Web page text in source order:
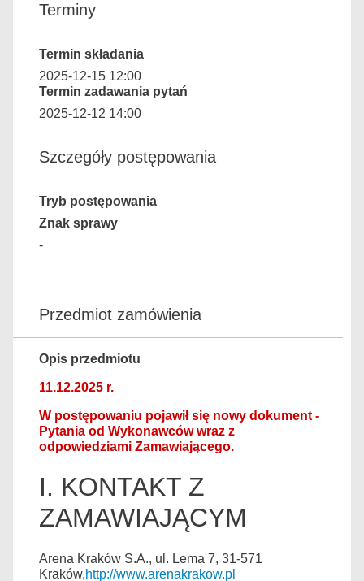
Terminy
Termin składania
2025-12-15 12:00
Termin zadawania pytań
2025-12-12 14:00
Szczegóły postępowania
Tryb postępowania
Znak sprawy
-
Przedmiot zamówienia
Opis przedmiotu
11.12.2025 r.
W postępowaniu pojawił się nowy dokument -
Pytania od Wykonawców wraz z
odpowiedziami Zamawiającego.
I. KONTAKT Z
ZAMAWIAJĄCYM
Arena Kraków S.A., ul. Lema 7, 31-571
Kraków,http://www.arenakrakow.pl